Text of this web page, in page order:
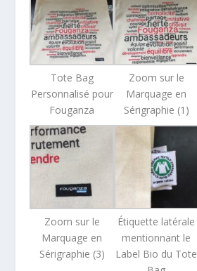
Tote Bag
Personnalisé pour
Fouganza
Zoom sur le
Marquage en
Sérigraphie (1)
Zoom sur le
Marquage en
Sérigraphie (3)
Étiquette latérale
mentionnant le
Label Bio du Tote